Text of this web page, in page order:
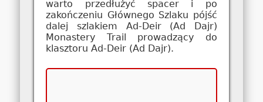
warto przedłużyć spacer i po
zakończeniu Głównego Szlaku pójść
dalej szlakiem Ad-Deir (Ad Dajr)
Monastery Trail prowadzący do
klasztoru Ad-Deir (Ad Dajr).